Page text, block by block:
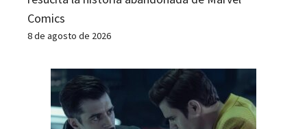
Comics
8 de agosto de 2026